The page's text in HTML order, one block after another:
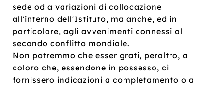
sede od a variazioni di collocazione
all'interno dell'Istituto, ma anche, ed in
particolare, agli avvenimenti connessi al
secondo conflitto mondiale.
Non potremmo che esser grati, peraltro, a
coloro che, essendone in possesso, ci
fornissero indicazioni a completamento o a